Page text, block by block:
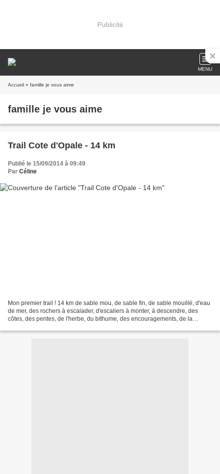
Publicité
MENU
Accueil » famille je vous aime
famille je vous aime
Trail Cote d'Opale - 14 km
Publié le 15/09/2014 à 09:49
Par Céline
Mon premier trail ! 14 km de sable mou, de sable fin, de sable mouillé, d'eau
de mer, des rochers à escalader, d'escaliers à monter, à descendre, des
côtes, des pentes, de l'herbe, du bithume, des encouragements, de la